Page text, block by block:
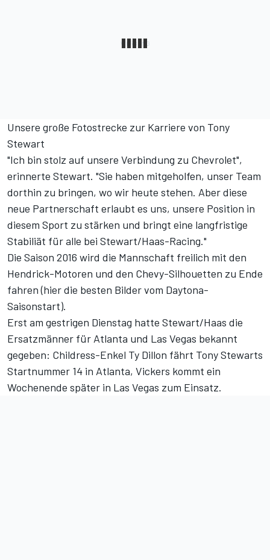
Unsere große Fotostrecke zur Karriere von Tony
Stewart
"Ich bin stolz auf unsere Verbindung zu Chevrolet",
erinnerte Stewart. "Sie haben mitgeholfen, unser Team
dorthin zu bringen, wo wir heute stehen. Aber diese
neue Partnerschaft erlaubt es uns, unsere Position in
diesem Sport zu stärken und bringt eine langfristige
Stabiliät für alle bei Stewart/Haas-Racing."
Die Saison 2016 wird die Mannschaft freilich mit den
Hendrick-Motoren und den Chevy-Silhouetten zu Ende
fahren (hier die besten Bilder vom Daytona-
Saisonstart).
Erst am gestrigen Dienstag hatte Stewart/Haas die
Ersatzmänner für Atlanta und Las Vegas bekannt
gegeben: Childress-Enkel Ty Dillon fährt Tony Stewarts
Startnummer 14 in Atlanta, Vickers kommt ein
Wochenende später in Las Vegas zum Einsatz.